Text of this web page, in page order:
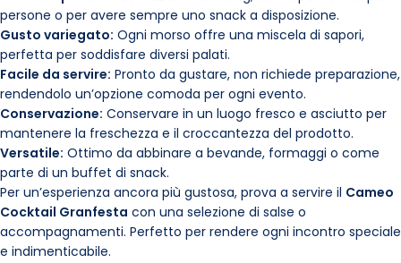
persone o per avere sempre uno snack a disposizione.
Gusto variegato: Ogni morso offre una miscela di sapori,
perfetta per soddisfare diversi palati.
Facile da servire: Pronto da gustare, non richiede preparazione,
rendendolo un’opzione comoda per ogni evento.
Conservazione: Conservare in un luogo fresco e asciutto per
mantenere la freschezza e il croccantezza del prodotto.
Versatile: Ottimo da abbinare a bevande, formaggi o come
parte di un buffet di snack.
Per un’esperienza ancora più gustosa, prova a servire il Cameo
Cocktail Granfesta con una selezione di salse o
accompagnamenti. Perfetto per rendere ogni incontro speciale
e indimenticabile.